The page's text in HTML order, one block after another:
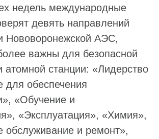
недель международные
девять направлений
Нововоронежской АЭС,
важны для безопасной
атомной станции: «Лидерство
для обеспечения
«Обучение и
«Эксплуатация», «Химия»,
обслуживание и ремонт»,